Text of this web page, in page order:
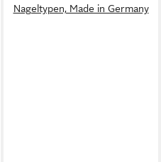
Nageltypen, Made in Germany